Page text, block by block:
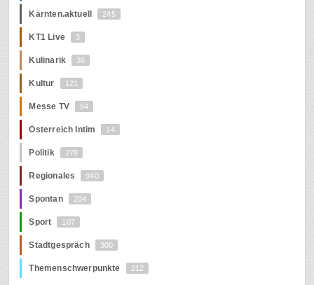
Kärnten.aktuell 245
KT1 Live 3
Kulinarik 36
Kultur 121
Messe TV 94
Österreich Intim 14
Politik 278
Regionales 940
Spontan 204
Sport 107
Stadtgespräch 300
Themenschwerpunkte 212